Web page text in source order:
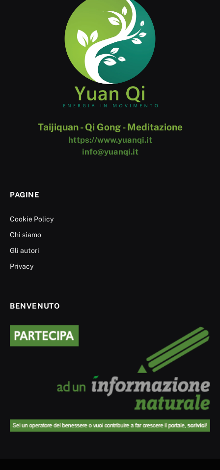
Taijiquan - Qi Gong - Meditazione
https://www.yuanqi.it
info@yuanqi.it
PAGINE
Cookie Policy
Chi siamo
Gli autori
Privacy
BENVENUTO